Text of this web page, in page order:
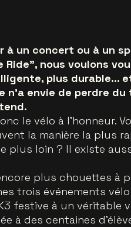
à un concert ou à un
nous voulons
plus durable…
n’a envie de perdre
le vélo à l’honneur.
la manière la plus
plus loin ? Il existe
plus chouettes à
trois événements
festive à un véritable
à des centaines